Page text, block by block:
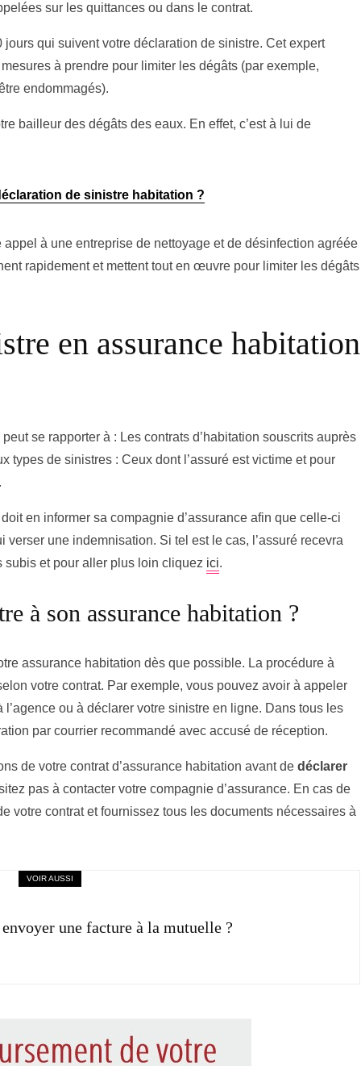
sur les quittances ou dans le contrat.
jours qui suivent votre déclaration de sinistre. Cet expert
à prendre pour limiter les dégâts (par exemple,
endommagés).
bailleur des dégâts des eaux. En effet, c’est à lui de
de sinistre habitation ?
à une entreprise de nettoyage et de désinfection agréée
rapidement et mettent tout en œuvre pour limiter les dégâts
en assurance habitation
se rapporter à : Les contrats d’habitation souscrits auprès
types de sinistres : Ceux dont l’assuré est victime et pour
en informer sa compagnie d’assurance afin que celle-ci
une indemnisation. Si tel est le cas, l’assuré recevra
et pour aller plus loin cliquez ici.
à son assurance habitation ?
assurance habitation dès que possible. La procédure à
votre contrat. Par exemple, vous pouvez avoir à appeler
ou à déclarer votre sinistre en ligne. Dans tous les
par courrier recommandé avec accusé de réception.
de votre contrat d’assurance habitation avant de déclarer
pas à contacter votre compagnie d’assurance. En cas de
votre contrat et fournissez tous les documents nécessaires à
VOIR AUSSI
une facture à la mutuelle ?